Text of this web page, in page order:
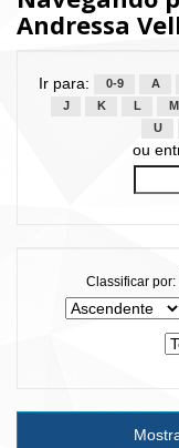
Andressa
Ir para: 0-9 A
J
K L M
U
ou
Classificar por: